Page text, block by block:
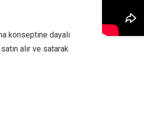
konseptine dayalı
alır ve satarak